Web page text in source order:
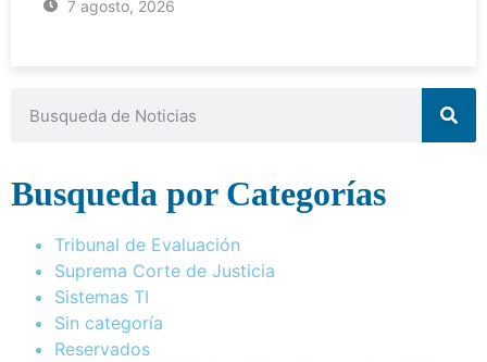
7 agosto, 2026
Busqueda por Categorías
Tribunal de Evaluación
Suprema Corte de Justicia
Sistemas TI
Sin categoría
Reservados